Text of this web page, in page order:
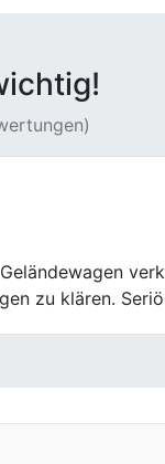
hat meinen